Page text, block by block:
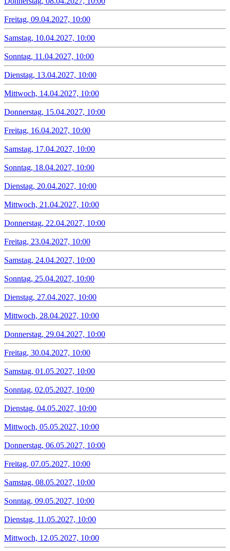
Freitag, 09.04.2027, 10:00
Samstag, 10.04.2027, 10:00
Sonntag, 11.04.2027, 10:00
Dienstag, 13.04.2027, 10:00
Mittwoch, 14.04.2027, 10:00
Donnerstag, 15.04.2027, 10:00
Freitag, 16.04.2027, 10:00
Samstag, 17.04.2027, 10:00
Sonntag, 18.04.2027, 10:00
Dienstag, 20.04.2027, 10:00
Mittwoch, 21.04.2027, 10:00
Donnerstag, 22.04.2027, 10:00
Freitag, 23.04.2027, 10:00
Samstag, 24.04.2027, 10:00
Sonntag, 25.04.2027, 10:00
Dienstag, 27.04.2027, 10:00
Mittwoch, 28.04.2027, 10:00
Donnerstag, 29.04.2027, 10:00
Freitag, 30.04.2027, 10:00
Samstag, 01.05.2027, 10:00
Sonntag, 02.05.2027, 10:00
Dienstag, 04.05.2027, 10:00
Mittwoch, 05.05.2027, 10:00
Donnerstag, 06.05.2027, 10:00
Freitag, 07.05.2027, 10:00
Samstag, 08.05.2027, 10:00
Sonntag, 09.05.2027, 10:00
Dienstag, 11.05.2027, 10:00
Mittwoch, 12.05.2027, 10:00